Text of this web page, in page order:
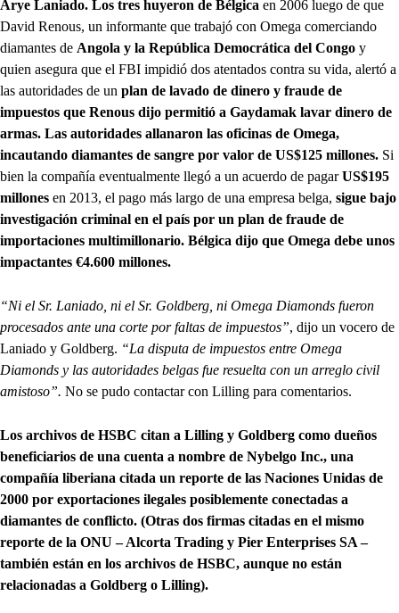
Arye Laniado. Los tres huyeron de Bélgica en 2006 luego de que
David Renous, un informante que trabajó con Omega comerciando
diamantes de Angola y la República Democrática del Congo y
quien asegura que el FBI impidió dos atentados contra su vida, alertó a
las autoridades de un plan de lavado de dinero y fraude de
impuestos que Renous dijo permitió a Gaydamak lavar dinero de
armas. Las autoridades allanaron las oficinas de Omega,
incautando diamantes de sangre por valor de US$125 millones. Si
bien la compañía eventualmente llegó a un acuerdo de pagarUS$195
millones en 2013, el pago más largo de una empresa belga, sigue bajo
investigación criminal en el país por un plan de fraude de
importaciones multimillonario. Bélgica dijo que Omega debe unos
impactantes €4.600 millones.
“Ni el Sr. Laniado, ni el Sr. Goldberg, ni Omega Diamonds fueron
procesados ante una corte por faltas de impuestos”, dijo un vocero de
Laniado y Goldberg. “La disputa de impuestos entre Omega
Diamonds y las autoridades belgas fue resuelta con un arreglo civil
amistoso”. No se pudo contactar con Lilling para comentarios.
Los archivos de HSBC citan a Lilling y Goldberg como dueños
beneficiarios de una cuenta a nombre de Nybelgo Inc., una
compañía liberiana citada un reporte de las Naciones Unidas de
2000 por exportaciones ilegales posiblemente conectadas a
diamantes de conflicto. (Otras dos firmas citadas en el mismo
reporte de la ONU – Alcorta Trading y Pier Enterprises SA –
también están en los archivos de HSBC, aunque no están
relacionadas a Goldberg o Lilling).